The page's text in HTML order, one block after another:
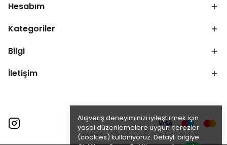
Alışveriş deneyiminizi iyileştirmek için
yasal düzenlemelere uygun çerezler
(cookies) kullanıyoruz. Detaylı bilgiye
Hesabım
Kategoriler
Bilgi
İletişim